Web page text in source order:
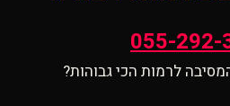
055-292-
לרמות הכי גבוהות?